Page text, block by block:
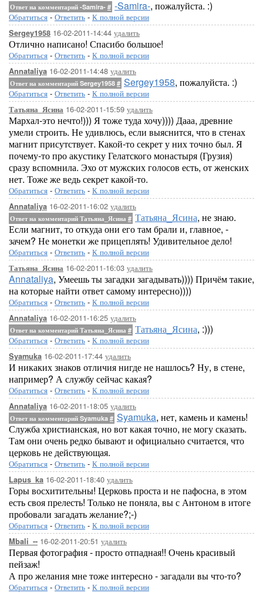
Ответ на комментарий -Samira- # -Samira-, пожалуйста. :)
Обратиться - Ответить - К полной версии
Sergey1958 16-02-2011-14:44 удалить
Отлично написано! Спасибо большое!
Обратиться - Ответить - К полной версии
Annataliya 16-02-2011-14:48 удалить
Ответ на комментарий Sergey1958 # Sergey1958, пожалуйста. :)
Обратиться - Ответить - К полной версии
Татьяна_Ясина 16-02-2011-15:59 удалить
Мархал-это нечто!))) Я тоже туда хочу)))) Дааа, древние
умели строить. Не удивлюсь, если выяснится, что в стенах
магнит присутствует. Какой-то секрет у них точно был. Я
почему-то про акустику Гелатского монастыря (Грузия)
сразу вспомнила. Эхо от мужских голосов есть, от женских
нет. Тоже же ведь секрет какой-то.
Обратиться - Ответить - К полной версии
Annataliya 16-02-2011-16:02 удалить
Ответ на комментарий Татьяна_Ясина # Татьяна_Ясина, не знаю.
Если магнит, то откуда они его там брали и, главное, -
зачем? Не монетки же прицеплять! Удивительное дело!
Обратиться - Ответить - К полной версии
Татьяна_Ясина 16-02-2011-16:03 удалить
Annataliya, Умеешь ты загадки загадывать)))) Причём такие,
на которые найти ответ самому интересно))))
Обратиться - Ответить - К полной версии
Annataliya 16-02-2011-16:25 удалить
Ответ на комментарий Татьяна_Ясина # Татьяна_Ясина, :)))
Обратиться - Ответить - К полной версии
Syamuka 16-02-2011-17:44 удалить
И никаких знаков отличия нигде не нашлось? Ну, в стене,
например? А службу сейчас какая?
Обратиться - Ответить - К полной версии
Annataliya 16-02-2011-18:05 удалить
Ответ на комментарий Syamuka # Syamuka, нет, камень и камень!
Служба христианская, но вот какая точно, не могу сказать.
Там они очень редко бывают и официально считается, что
церковь не действующая.
Обратиться - Ответить - К полной версии
Lapus_ka 16-02-2011-18:40 удалить
Горы восхитительны! Церковь проста и не пафосна, в этом
есть своя прелесть! Только не поняла, вы с Антоном в итоге
пробовали загадать желание?;-)
Обратиться - Ответить - К полной версии
Mbali_-- 16-02-2011-20:51 удалить
Первая фотография - просто отпадная!! Очень красивый
пейзаж!
А про желания мне тоже интересно - загадали вы что-то?
Обратиться - Ответить - К полной версии